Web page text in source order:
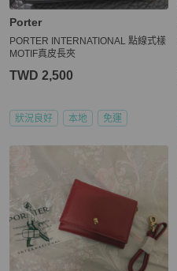
Porter
PORTER INTERNATIONAL 點線式樣
MOTIF真皮長夾
TWD 2,500
狀況良好 本地 免運